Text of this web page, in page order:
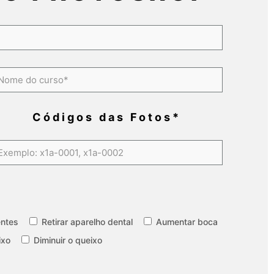
Códigos das Fotos*
Retirar aparelho dental
Aumentar boca
Diminuir o queixo